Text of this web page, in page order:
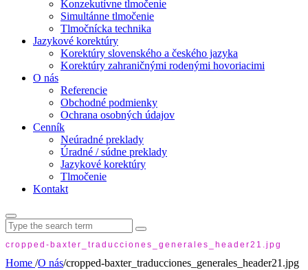
Konzekutívne tlmočenie
Simultánne tlmočenie
Tlmočnícka technika
Jazykové korektúry
Korektúry slovenského a českého jazyka
Korektúry zahraničnými rodenými hovoriacimi
O nás
Referencie
Obchodné podmienky
Ochrana osobných údajov
Cenník
Neúradné preklady
Úradné / súdne preklady
Jazykové korektúry
Tlmočenie
Kontakt
Search
for:
cropped-baxter_traducciones_generales_header21.jpg
Home /O nás/cropped-baxter_traducciones_generales_header21.jpg